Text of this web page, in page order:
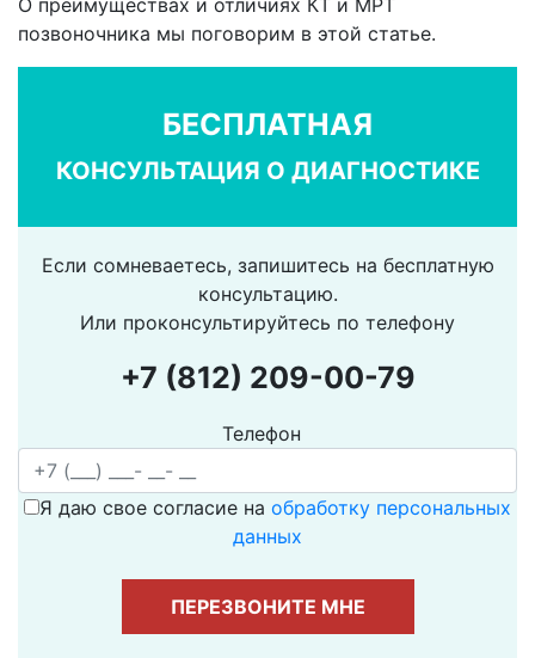
О преимуществах и отличиях КТ и МРТ
позвоночника мы поговорим в этой статье.
БЕСПЛАТНАЯ
КОНСУЛЬТАЦИЯ О ДИАГНОСТИКЕ
Если сомневаетесь, запишитесь на бесплатную
консультацию.
Или проконсультируйтесь по телефону
+7 (812) 209-00-79
Телефон
Я даю свое согласие на обработку персональных
данных
ПЕРЕЗВОНИТЕ МНЕ